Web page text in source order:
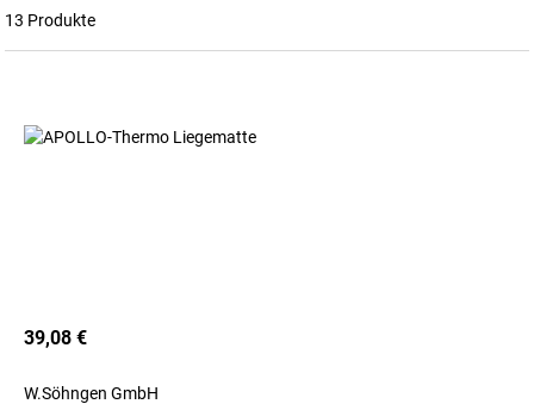
13 Produkte
39,08 €
W.Söhngen GmbH